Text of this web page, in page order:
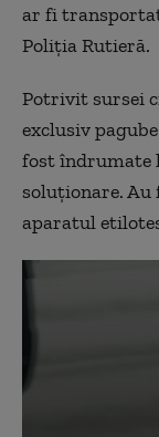
ar fi
Poliția Rutieră.
Potrivit sursei
exclusiv
fost îndrumate
soluționare.
aparatul